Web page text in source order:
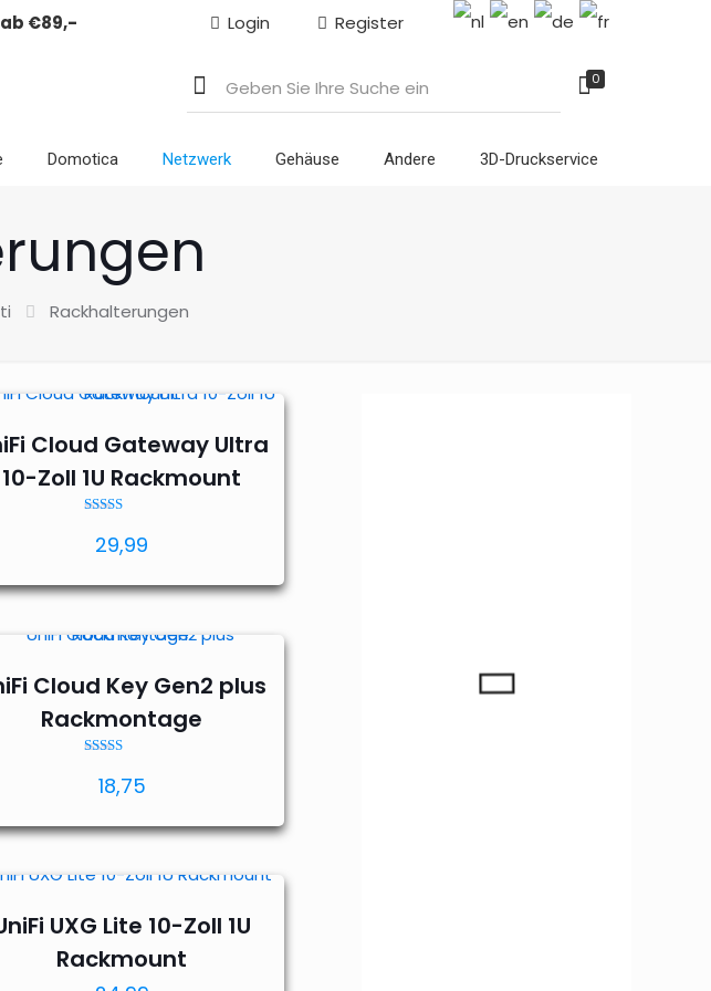
€89,- Login Register
0
Domotica Netzwerk Gehäuse Andere 3D-Druckservice
Rackhalterungen
Cloud Gateway Ultra
10-Zoll 1U Rackmount
5.00
von 5
29,99
Cloud Key Gen2 plus
Rackmontage
5.00
von 5
18,75
UXG Lite 10-Zoll 1U
Rackmount